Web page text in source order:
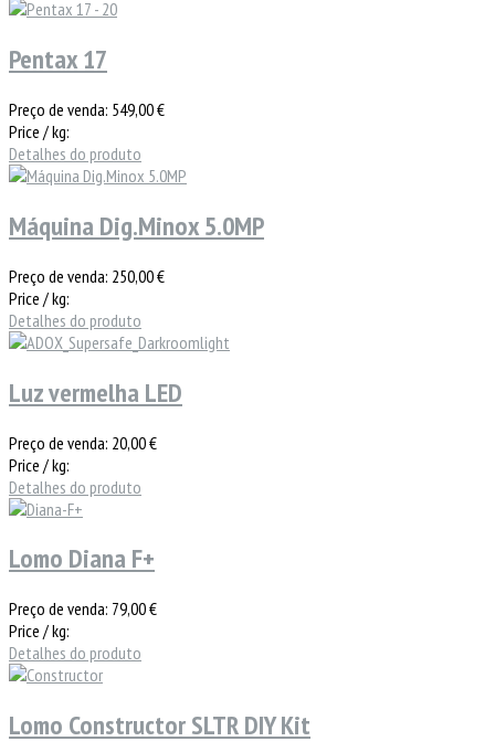
Pentax 17
Preço de venda: 549,00 €
Price / kg:
Detalhes do produto
Máquina Dig.Minox 5.0MP
Preço de venda: 250,00 €
Price / kg:
Detalhes do produto
Luz vermelha LED
Preço de venda: 20,00 €
Price / kg:
Detalhes do produto
Lomo Diana F+
Preço de venda: 79,00 €
Price / kg:
Detalhes do produto
Lomo Constructor SLTR DIY Kit